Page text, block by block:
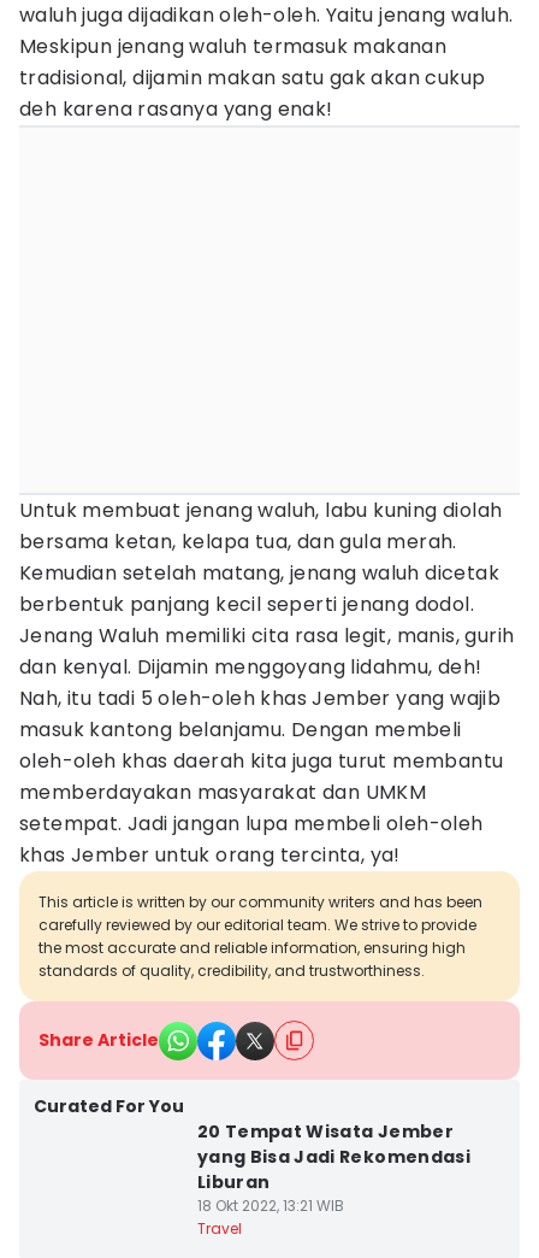
waluh juga dijadikan oleh-oleh. Yaitu jenang waluh.
Meskipun jenang waluh termasuk makanan
tradisional, dijamin makan satu gak akan cukup
deh karena rasanya yang enak!
Untuk membuat jenang waluh, labu kuning diolah
bersama ketan, kelapa tua, dan gula merah.
Kemudian setelah matang, jenang waluh dicetak
berbentuk panjang kecil seperti jenang dodol.
Jenang Waluh memiliki cita rasa legit, manis, gurih
dan kenyal. Dijamin menggoyang lidahmu, deh!
Nah, itu tadi 5 oleh-oleh khas Jember yang wajib
masuk kantong belanjamu. Dengan membeli
oleh-oleh khas daerah kita juga turut membantu
memberdayakan masyarakat dan UMKM
setempat. Jadi jangan lupa membeli oleh-oleh
khas Jember untuk orang tercinta, ya!
This article is written by our community writers and has been
carefully reviewed by our editorial team. We strive to provide
the most accurate and reliable information, ensuring high
standards of quality, credibility, and trustworthiness.
Share Article
Curated For You
20 Tempat Wisata Jember
yang Bisa Jadi Rekomendasi
Liburan
18 Okt 2022, 13:21 WIB
Travel